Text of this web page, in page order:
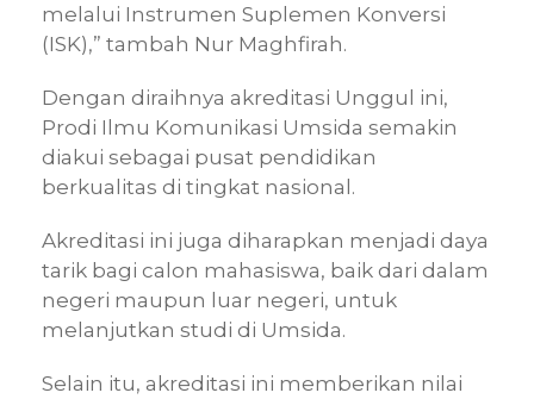
melalui Instrumen Suplemen Konversi
(ISK),” tambah Nur Maghfirah.
Dengan diraihnya akreditasi Unggul ini,
Prodi Ilmu Komunikasi Umsida semakin
diakui sebagai pusat pendidikan
berkualitas di tingkat nasional.
Akreditasi ini juga diharapkan menjadi daya
tarik bagi calon mahasiswa, baik dari dalam
negeri maupun luar negeri, untuk
melanjutkan studi di Umsida.
Selain itu, akreditasi ini memberikan nilai